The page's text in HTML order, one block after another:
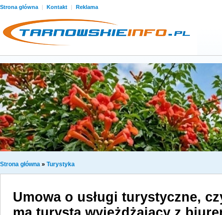
Strona główna | Kontakt | Reklama
Strona główna » Turystyka
Umowa o usługi turystyczne,